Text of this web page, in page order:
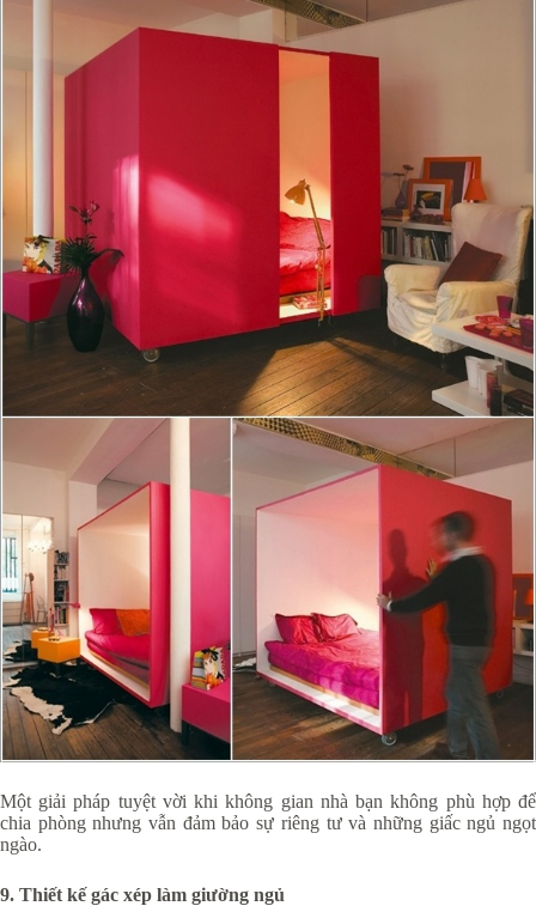
Một giải pháp tuyệt vời khi không gian nhà bạn không phù hợp để
chia phòng nhưng vẫn đảm bảo sự riêng tư và những giấc ngủ ngọt
ngào.
9. Thiết kế gác xép làm giường ngủ